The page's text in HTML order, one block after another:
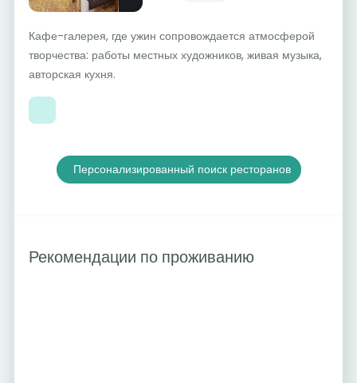
Кафе-галерея, где ужин сопровождается атмосферой
творчества: работы местных художников, живая музыка,
авторская кухня.
Персонализированный поиск ресторанов
Рекомендации по проживанию